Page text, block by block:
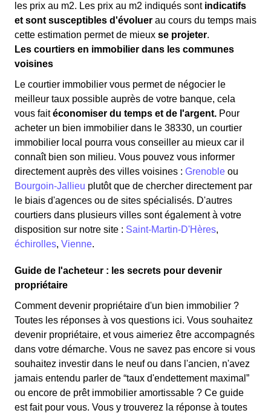
les prix au m2. Les prix au m2 indiqués sont indicatifs
et sont susceptibles d'évoluer au cours du temps mais
cette estimation permet de mieux se projeter.
Les courtiers en immobilier dans les communes
voisines
Le courtier immobilier vous permet de négocier le
meilleur taux possible auprès de votre banque, cela
vous faitéconomiser du temps et de l'argent. Pour
acheter un bien immobilier dans le 38330, un courtier
immobilier local pourra vous conseiller au mieux car il
connaît bien son milieu. Vous pouvez vous informer
directement auprès des villes voisines : Grenoble ou
Bourgoin-Jallieu plutôt que de chercher directement par
le biais d'agences ou de sites spécialisés. D'autres
courtiers dans plusieurs villes sont également à votre
disposition sur notre site : Saint-Martin-D'Hères,
échirolles, Vienne.
Guide de l'acheteur : les secrets pour devenir
propriétaire
Comment devenir propriétaire d'un bien immobilier ?
Toutes les réponses à vos questions ici. Vous souhaitez
devenir propriétaire, et vous aimeriez être accompagnés
dans votre démarche. Vous ne savez pas encore si vous
souhaitez investir dans le neuf ou dans l'ancien, n'avez
jamais entendu parler de “taux d'endettement maximal”
ou encore de prêt immobilier amortissable ? Ce guide
est fait pour vous. Vous y trouverez la réponse à toutes